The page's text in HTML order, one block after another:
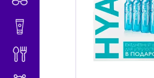
Гигиена и косметика
Диетическое питание